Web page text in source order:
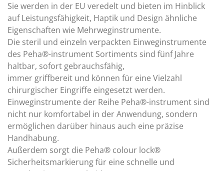
Sie werden in der EU veredelt und bieten im Hinblick
auf Leistungsfähigkeit, Haptik und Design ähnliche
Eigenschaften wie Mehrweginstrumente.
Die steril und einzeln verpackten Einweginstrumente
des Peha®-instrument Sortiments sind fünf Jahre
haltbar, sofort gebrauchsfähig,
immer griffbereit und können für eine Vielzahl
chirurgischer Eingriffe eingesetzt werden.
Einweginstrumente der Reihe Peha®-instrument sind
nicht nur komfortabel in der Anwendung, sondern
ermöglichen darüber hinaus auch eine präzise
Handhabung.
Außerdem sorgt die Peha® colour lock®
Sicherheitsmarkierung für eine schnelle und